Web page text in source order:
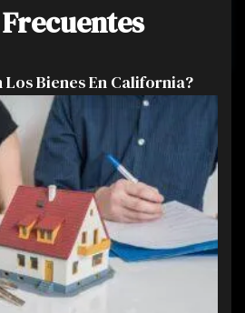
Bienes En California?